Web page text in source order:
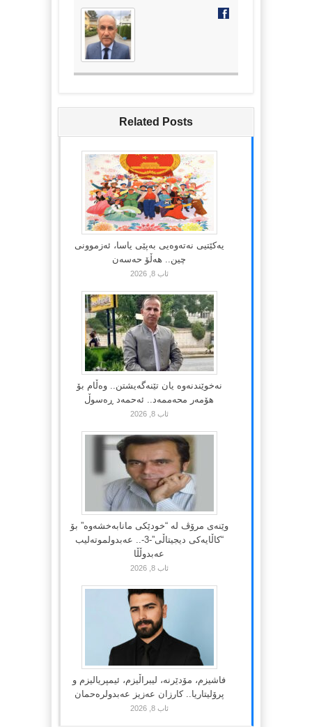
Related Posts
یەکێتیی نەتەوەیی بەپێی یاسا، ئەزموونی
چین.. هەڵۆ حەسەن
ئاب 8, 2026
نەخوێندنەوە یان تێنەگەیشتن.. وەڵام بۆ
هۆمەر محەممەد.. ئەحمەد ڕەسوڵ
ئاب 8, 2026
وێنەی مرۆڤ لە “خودێکی مانابەخشەوە” بۆ
“کاڵایەکی دیجیتاڵی”-3-.. عەبدولموتەلیب
عەبدوڵڵا
ئاب 8, 2026
فاشیزم، مۆدێرنە، لیبراڵیزم، ئیمپریالیزم و
پرۆلیتاریا.. کارزان عەزیز عەبدولرەحمان
ئاب 8, 2026